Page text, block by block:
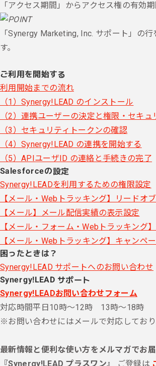
「アクセス期間」からアクセス権の有効
「Synergy Marketing, Inc. サポート」の
す。
ご利用を開始する
利用開始までの流れ
（1）Synergy!LEAD のインストール
（2）連携ユーザーの決定と権限・セキ
（3）セキュリティトークンの確認
（4）Synergy!LEAD の連携を開始する
（5）APIユーザID の連絡と手続きの完了
Salesforceの設定
Synergy!LEADを利用するための権限設定
【メール・Webトラッキング】リードオ
【メール】メール配信実績の表示設定
【メール・フォーム・Webトラッキング
【メール・Webトラッキング】キャンペ
困ったときは？
Synergy!LEAD サポートへのお問い合わせ
Synergy!LEAD サポート
Synergy!LEADお問い合わせフォーム
対応時間平日10時～12時 13時～18時
※お問い合わせにはメールで対応しており
最新情報と便利な使い方をメルマガでお届
『Synergy!LEAD プラスワン』
ご登録は